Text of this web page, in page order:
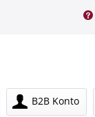
B2B Konto